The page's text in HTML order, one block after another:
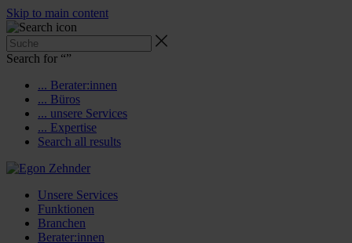
Skip to main content
Search for “”
... Berater:innen
... Büros
... unsere Services
... Expertise
Search all results
Unsere Services
Funktionen
Branchen
Berater:innen